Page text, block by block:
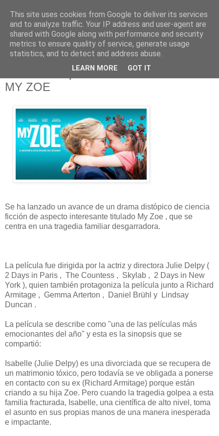
Tráiler de la película de ciencia ficción
MY ZOE
Se ha lanzado un avance de un drama distópico de ciencia
ficción de aspecto interesante titulado My Zoe , que se
centra en una tragedia familiar desgarradora.
La película fue dirigida por la actriz y directora Julie Delpy (
2 Days in Paris , The Countess , Skylab , 2 Days in New
York ), quien también protagoniza la película junto a Richard
Armitage , Gemma Arterton , Daniel Brühl y Lindsay
Duncan .
La película se describe como "una de las películas más
emocionantes del año" y esta es la sinopsis que se
compartió:
Isabelle (Julie Delpy) es una divorciada que se recupera de
un matrimonio tóxico, pero todavía se ve obligada a ponerse
en contacto con su ex (Richard Armitage) porque están
criando a su hija Zoe. Pero cuando la tragedia golpea a esta
familia fracturada, Isabelle, una científica de alto nivel, toma
el asunto en sus propias manos de una manera inesperada
e impactante.
This site uses cookies from Google to deliver its services
and to analyze traffic. Your IP address and user-agent are
shared with Google along with performance and security
metrics to ensure quality of service, generate usage
statistics, and to detect and address abuse.
LEARN MORE GOT IT